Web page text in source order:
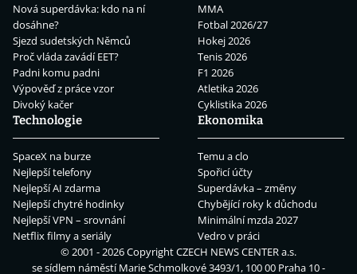
Nová superdávka: kdo na ní
dosáhne?
Sjezd sudetských Němců
Proč vláda zavádí EET?
Padni komu padni
Výpověď z práce vzor
Divoký kačer
MMA
Fotbal 2026/27
Hokej 2026
Tenis 2026
F1 2026
Atletika 2026
Cyklistika 2026
Technologie
SpaceX na burze
Nejlepší telefony
Nejlepší AI zdarma
Nejlepší chytré hodinky
Nejlepší VPN – srovnání
Netflix filmy a seriály
Ekonomika
Temu a clo
Spořicí účty
Superdávka – změny
Chybějící roky k důchodu
Minimální mzda 2027
Vedro v práci
© 2001 - 2026 CopyrightCZECH NEWS CENTER a.s.
se sídlem náměstí Marie Schmolkové 3493/1, 100 00 Praha 10 -